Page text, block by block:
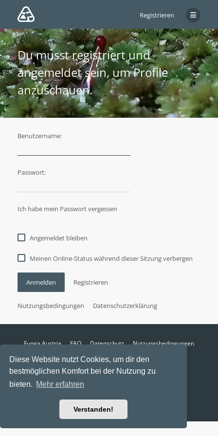
Diese Website nutzt Cookies, um dir den
bestmöglichen Komfort bei der Nutzung zu
bieten. Mehr erfahren
Verstanden!
Registrieren
Du musst registriert und
angemeldet sein, um Profile
anzuschauen.
Benutzername:
Passwort:
Ich habe mein Passwort vergessen
Angemeldet bleiben
Meinen Online-Status während dieser Sitzung verbergen
Anmelden Registrieren
Nutzungsbedingungen Datenschutzerklärung
Funga Austria FAQ Datenschutz
Nutzungsbedingungen
Alle Zeiten sindUTC+02:00
Aktuelle Zeit: 7. August 2026, 11:50
Powered byphpBB
Ravaio Theme byGramziu